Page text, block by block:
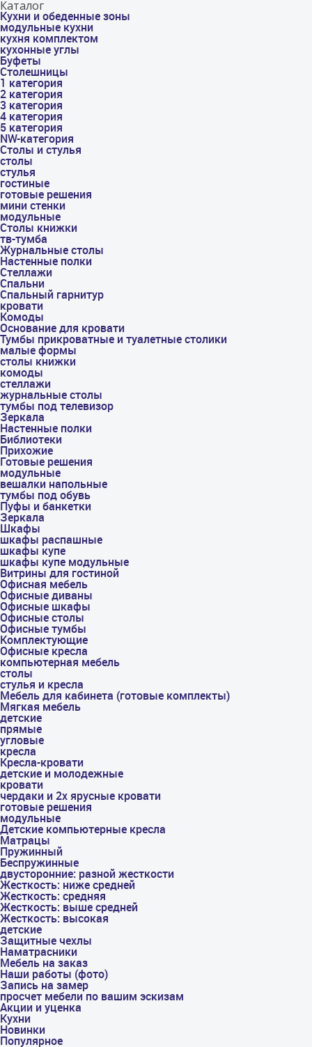
Каталог
Кухни и обеденные зоны
модульные кухни
кухня комплектом
кухонные углы
Буфеты
Столешницы
1 категория
2 категория
3 категория
4 категория
5 категория
NW-категория
Столы и стулья
столы
стулья
гостиные
готовые решения
мини стенки
модульные
Столы книжки
тв-тумба
Журнальные столы
Настенные полки
Стеллажи
Спальни
Спальный гарнитур
кровати
Комоды
Основание для кровати
Тумбы прикроватные и туалетные столики
малые формы
столы книжки
комоды
стеллажи
журнальные столы
тумбы под телевизор
Зеркала
Настенные полки
Библиотеки
Прихожие
Готовые решения
модульные
вешалки напольные
тумбы под обувь
Пуфы и банкетки
Зеркала
Шкафы
шкафы распашные
шкафы купе
шкафы купе модульные
Витрины для гостиной
Офисная мебель
Офисные диваны
Офисные шкафы
Офисные столы
Офисные тумбы
Комплектующие
Офисные кресла
компьютерная мебель
столы
стулья и кресла
Мебель для кабинета (готовые комплекты)
Мягкая мебель
детские
прямые
угловые
кресла
Кресла-кровати
детские и молодежные
кровати
чердаки и 2х ярусные кровати
готовые решения
модульные
Детские компьютерные кресла
Матрацы
Пружинный
Беспружинные
двусторонние: разной жесткости
Жесткость: ниже средней
Жесткость: средняя
Жесткость: выше средней
Жесткость: высокая
детские
Защитные чехлы
Наматрасники
Мебель на заказ
Наши работы (фото)
Запись на замер
просчет мебели по вашим эскизам
Акции и уценка
Кухни
Новинки
Популярное